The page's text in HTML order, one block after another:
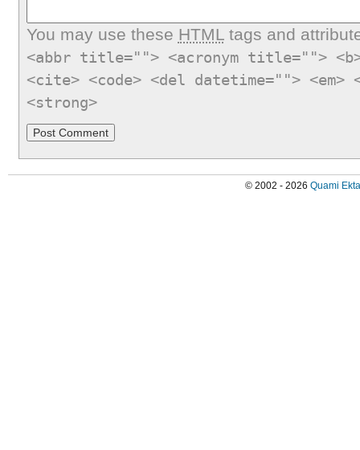
You may use these HTMLtags and
<abbr title=""> <acronym title="">
<cite> <code> <del datetime="">
<strong>
© 2002 - 2026 Quami